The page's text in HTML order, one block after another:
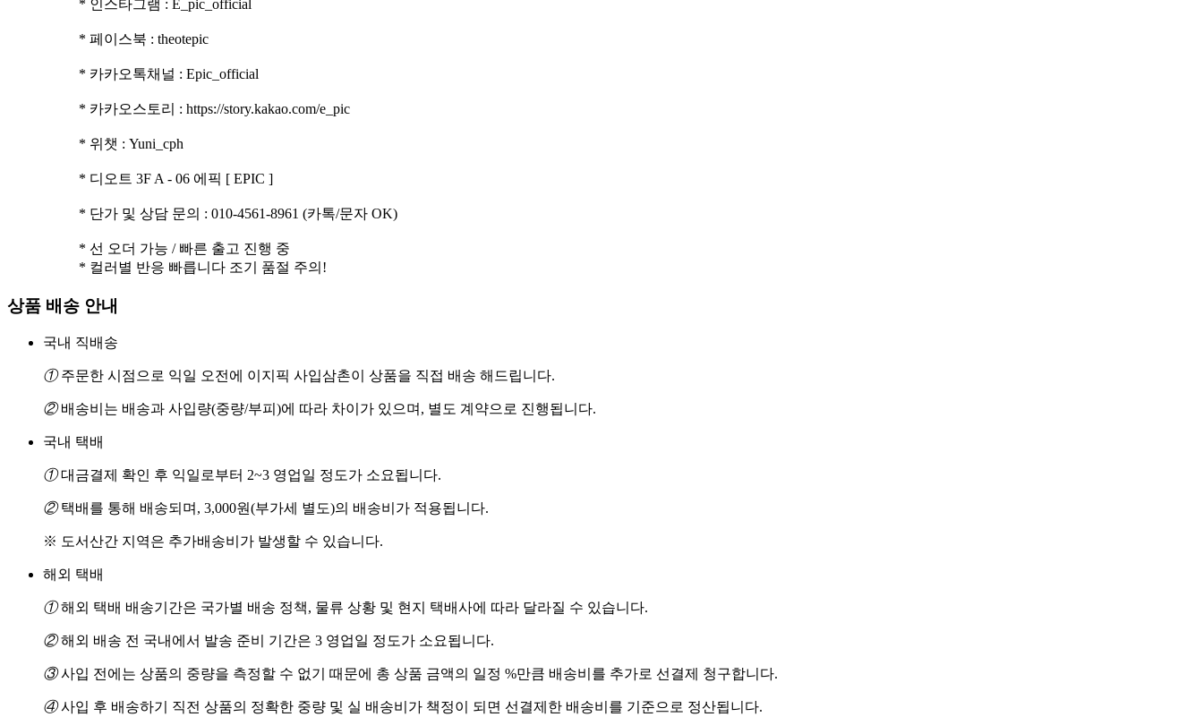
* 인스타그램 : E_pic_official
* 페이스북 : theotepic
* 카카오톡채널 : Epic_official
* 카카오스토리 : https://story.kakao.com/e_pic
* 위챗 : Yuni_cph
* 디오트 3F A - 06 에픽 [ EPIC ]
* 단가 및 상담 문의 : 010-4561-8961 (카톡/문자 OK)
* 선 오더 가능 / 빠른 출고 진행 중
* 컬러별 반응 빠릅니다 조기 품절 주의!
상품 배송 안내
국내 직배송
①주문한 시점으로 익일 오전에 이지픽 사입삼촌이 상품을 직접 배송 해드립니다.
②배송비는 배송과 사입량(중량/부피)에 따라 차이가 있으며, 별도 계약으로 진행됩니다.
국내 택배
①대금결제 확인 후 익일로부터 2~3 영업일 정도가 소요됩니다.
②택배를 통해 배송되며, 3,000원(부가세 별도)의 배송비가 적용됩니다.
※ 도서산간 지역은 추가배송비가 발생할 수 있습니다.
해외 택배
①해외 택배 배송기간은 국가별 배송 정책, 물류 상황 및 현지 택배사에 따라 달라질 수 있습니다.
②해외 배송 전 국내에서 발송 준비 기간은 3 영업일 정도가 소요됩니다.
③사입 전에는 상품의 중량을 측정할 수 없기 때문에 총 상품 금액의 일정 %만큼 배송비를 추가로 선결제 청구합니다.
④사입 후 배송하기 직전 상품의 정확한 중량 및 실 배송비가 책정이 되면 선결제한 배송비를 기준으로 정산됩니다.